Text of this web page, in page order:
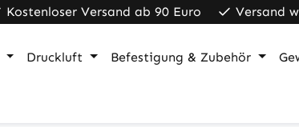
Kostenloser Versand ab 90 Euro Versand
Druckluft Befestigung & Zubehör